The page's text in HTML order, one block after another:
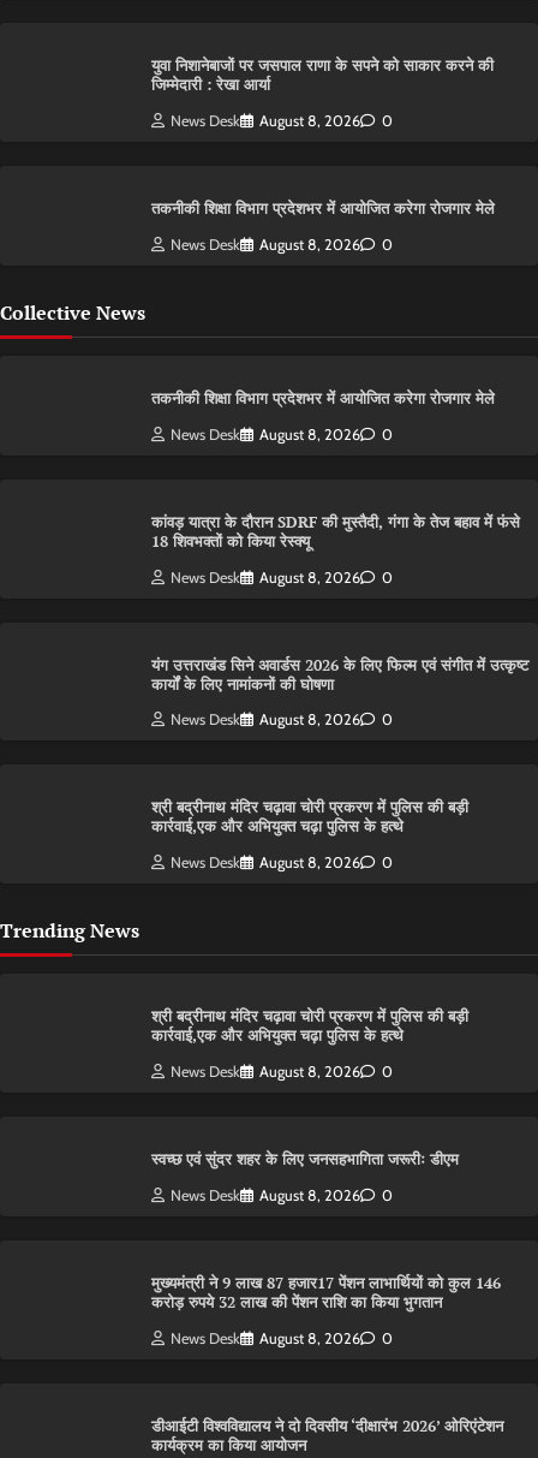
युवा निशानेबाजों पर जसपाल राणा के सपने को साकार करने की
जिम्मेदारी : रेखा आर्या
News Desk August 8, 2026 0
तकनीकी शिक्षा विभाग प्रदेशभर में आयोजित करेगा रोजगार मेले
News Desk August 8, 2026 0
Collective News
तकनीकी शिक्षा विभाग प्रदेशभर में आयोजित करेगा रोजगार मेले
News Desk August 8, 2026 0
कांवड़ यात्रा के दौरान SDRF की मुस्तैदी, गंगा के तेज बहाव में फंसे
18 शिवभक्तों को किया रेस्क्यू
News Desk August 8, 2026 0
यंग उत्तराखंड सिने अवार्डस 2026 के लिए फिल्म एवं संगीत में उत्कृष्ट
कार्यों के लिए नामांकनों की घोषणा
News Desk August 8, 2026 0
श्री बद्रीनाथ मंदिर चढ़ावा चोरी प्रकरण में पुलिस की बड़ी
कार्रवाई,एक और अभियुक्त चढ़ा पुलिस के हत्थे
News Desk August 8, 2026 0
Trending News
श्री बद्रीनाथ मंदिर चढ़ावा चोरी प्रकरण में पुलिस की बड़ी
कार्रवाई,एक और अभियुक्त चढ़ा पुलिस के हत्थे
News Desk August 8, 2026 0
स्वच्छ एवं सुंदर शहर के लिए जनसहभागिता जरूरीः डीएम
News Desk August 8, 2026 0
मुख्यमंत्री ने 9 लाख 87 हजार17 पेंशन लाभार्थियों को कुल 146
करोड़ रुपये 32 लाख की पेंशन राशि का किया भुगतान
News Desk August 8, 2026 0
डीआईटी विश्वविद्यालय ने दो दिवसीय ‘दीक्षारंभ 2026’ ओरिएंटेशन
कार्यक्रम का किया आयोजन